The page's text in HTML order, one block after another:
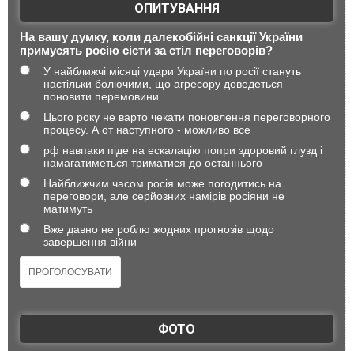
ОПИТУВАННЯ
На вашу думку, коли далекобійні санкції України
примусять росію сісти за стіл переговорів?
У найближчі місяці удари України по росії стануть
настільки болючими, що агресору доведеться
поновити перемовини
Цього року не варто чекати поновлення переговорного
процесу. А от наступного - можливо все
рф навпаки піде на ескалацію попри здоровий глузд і
намагатиметься триматися до останнього
Найближчим часом росія може погодитись на
переговори, але серйозних намірів росіяни не
матимуть
Вже давно не роблю жодних прогнозів щодо
завершення війни
ФОТО